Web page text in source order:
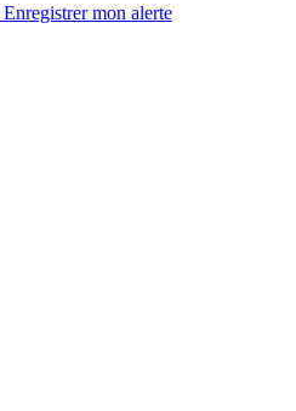
Enregistrermon alerte